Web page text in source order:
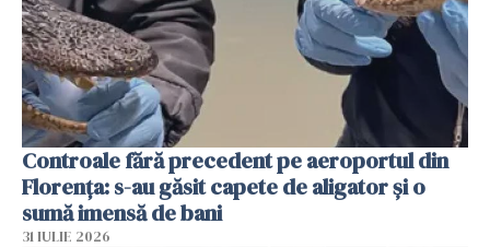
Controale fără precedent pe aeroportul din
Florența: s-au găsit capete de aligator și o
sumă imensă de bani
31 IULIE 2026